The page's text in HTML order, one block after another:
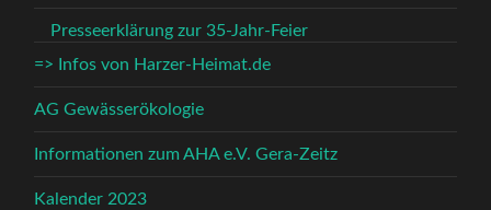
Presseerklärung zur 35-Jahr-Feier
=> Infos von Harzer-Heimat.de
AG Gewässerökologie
Informationen zum AHA e.V. Gera-Zeitz
Kalender 2023